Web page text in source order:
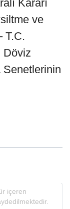
Kararı
ve
T.C.
Döviz
Senetlerinin